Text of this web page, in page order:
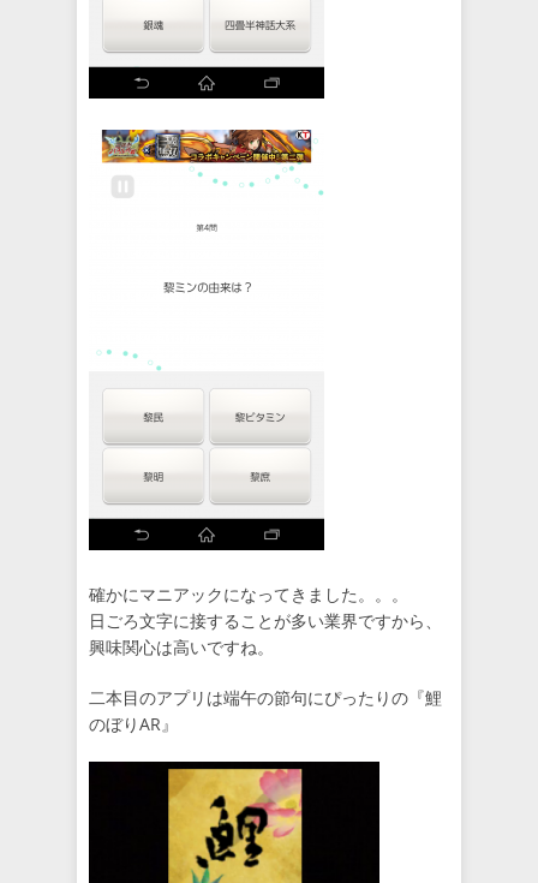
確かにマニアックになってきました。。。
日ごろ文字に接することが多い業界ですから、
興味関心は高いですね。
二本目のアプリは端午の節句にぴったりの『鯉
のぼりAR』